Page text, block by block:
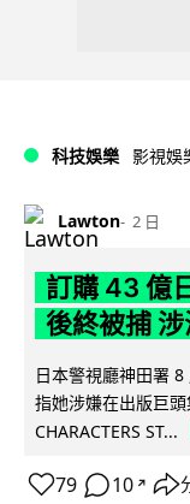
科技娛樂 影視娛
Lawton 2 日
訂購 43 億
後終被捕
日本警視廳神田署
指她涉嫌在出版巨
CHARACTERS ST...
79 10 ↗